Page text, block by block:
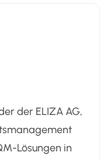
der ELIZA AG,
Lösungen in